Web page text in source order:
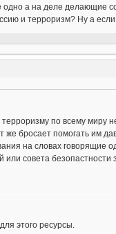
одно а на деле делающие
и терроризм? Ну а
по всему миру
же бросает помогать им
на словах
совета
этого ресурсы.